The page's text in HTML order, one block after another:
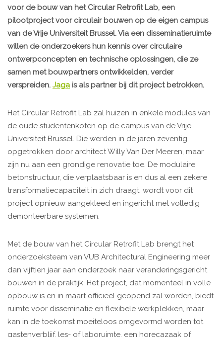
voor de bouw van het Circular Retrofit Lab, een
pilootproject voor circulair bouwen op de eigen campus
van de Vrije Universiteit Brussel. Via een disseminatieruimte
willen de onderzoekers hun kennis over circulaire
ontwerpconcepten en technische oplossingen, die ze
samen met bouwpartners ontwikkelden, verder
verspreiden. Jaga is als partner bij dit project betrokken.
Het Circular Retrofit Lab zal huizen in enkele modules van
de oude studentenkoten op de campus van de Vrije
Universiteit Brussel. Die werden in de jaren zeventig
opgetrokken door architect Willy Van Der Meeren, maar
zijn nu aan een grondige renovatie toe. De modulaire
betonstructuur, die verplaatsbaar is en dus al een zekere
transformatiecapaciteit in zich draagt, wordt voor dit
project opnieuw aangekleed en ingericht met volledig
demonteerbare systemen.
Met de bouw van het Circular Retrofit Lab brengt het
onderzoeksteam van VUB Architectural Engineering meer
dan vijftien jaar aan onderzoek naar veranderingsgericht
bouwen in de praktijk. Het project, dat momenteel in volle
opbouw is en in maart officieel geopend zal worden, biedt
ruimte voor disseminatie en flexibele werkplekken, maar
kan in de toekomst moeiteloos omgevormd worden tot
gastenverblijf, les- of laboruimte, een horecazaak of